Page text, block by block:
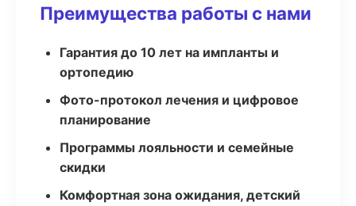
Преимущества работы с нами
Гарантия до 10 лет на импланты и
ортопедию
Фото-протокол лечения и цифровое
планирование
Программы лояльности и семейные
скидки
Комфортная зона ожидания, детский